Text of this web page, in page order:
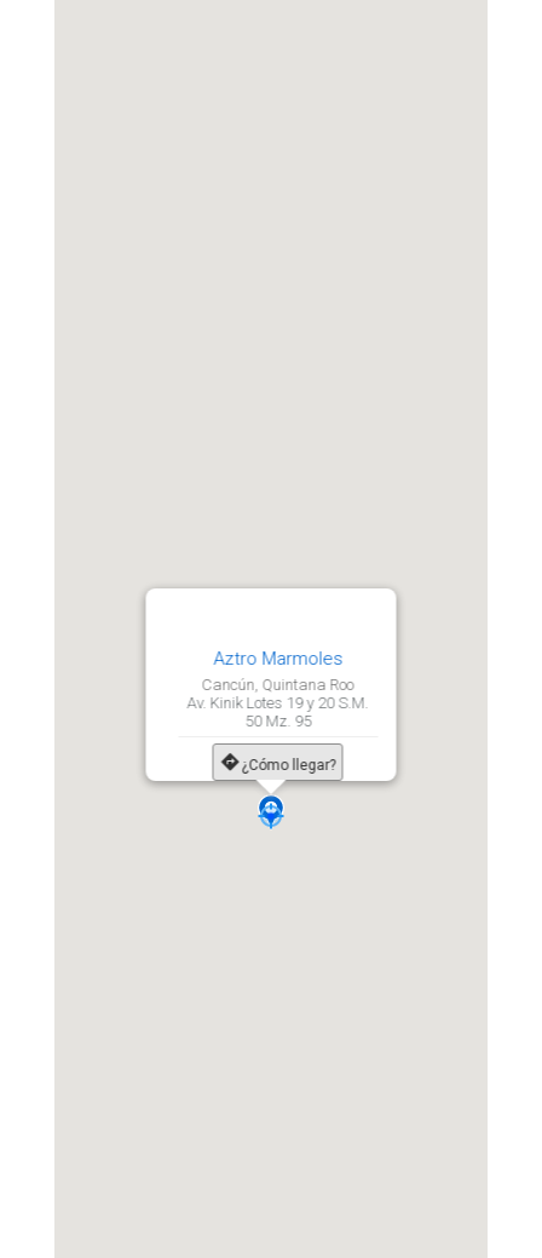
Aztro Marmoles
Cancún, Quintana Roo
Av. Kinik Lotes 19 y 20 S.M.
50 Mz. 95
¿Cómo llegar?